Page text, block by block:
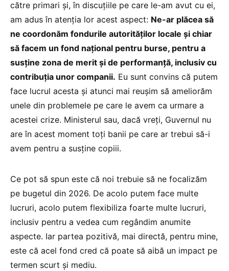
către primari și, în discuțiile pe care le-am avut cu ei,
am adus în atenția lor acest aspect: Ne-ar plăcea să
ne coordonăm fondurile autorităților locale și chiar
să facem un fond național pentru burse, pentru a
susține zona de merit și de performanță, inclusiv cu
contribuția unor companii. Eu sunt convins că putem
face lucrul acesta și atunci mai reușim să ameliorăm
unele din problemele pe care le avem ca urmare a
acestei crize. Ministerul sau, dacă vreți, Guvernul nu
are în acest moment toți banii pe care ar trebui să-i
avem pentru a susține copiii.
Ce pot să spun este că noi trebuie să ne focalizăm
pe bugetul din 2026. De acolo putem face multe
lucruri, acolo putem flexibiliza foarte multe lucruri,
inclusiv pentru a vedea cum regândim anumite
aspecte. Iar partea pozitivă, mai directă, pentru mine,
este că acel fond cred că poate să aibă un impact pe
termen scurt și mediu.